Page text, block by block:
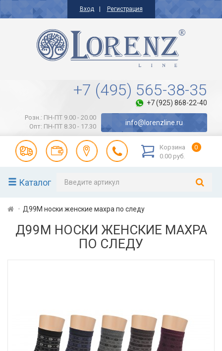
Вход Регистрация
+7 (495) 565-38-35
+7 (925) 868-22-40
Розн.: ПН-ПТ 9.00 - 20.00
Опт: ПН-ПТ 8.30 - 17.30
info@lorenzline.ru
Корзина
0
0.00 руб.
Каталог
Д99М носки женские махра по следу
Д99М НОСКИ ЖЕНСКИЕ МАХРА
ПО СЛЕДУ